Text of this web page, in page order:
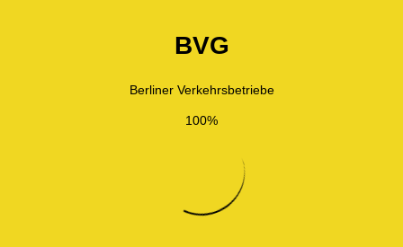
BVG
Berliner Verkehrsbetriebe
100%